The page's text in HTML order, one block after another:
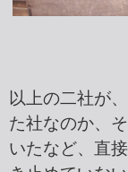
以上の二社が
た社なのか、
いたなど、直